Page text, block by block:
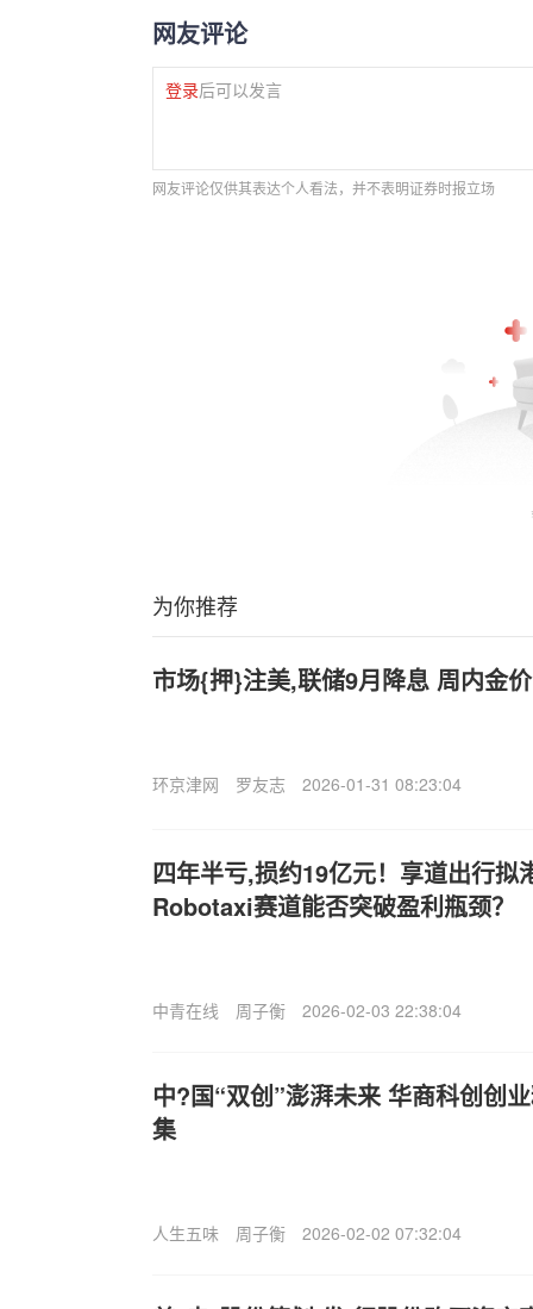
网友评论
登录后可以发言
网友评论仅供其表达个人看法，并不表明证券时报立场
为你推荐
市场{押}注美,联储9月降息 周内金
环京津网 罗友志 2026-01-31 08:23:04
四年半亏,损约19亿元！享道出行拟
Robotaxi赛道能否突破盈利瓶颈？
中青在线 周子衡 2026-02-03 22:38:04
中?国“双创”澎湃未来 华商科创创
集
人生五味 周子衡 2026-02-02 07:32:04